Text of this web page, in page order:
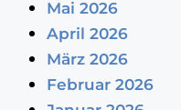
Mai 2026
April 2026
März 2026
Februar 2026